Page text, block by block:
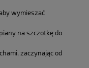
wymieszać
na szczotkę do
zaczynając od